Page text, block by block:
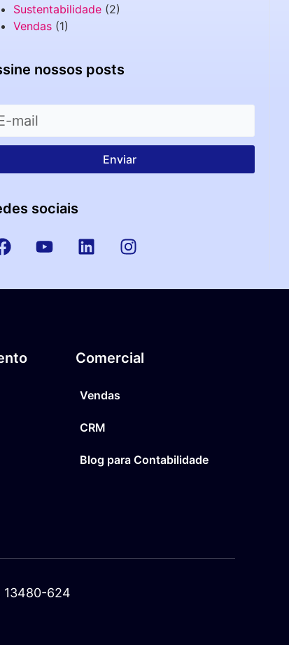
Sustentabilidade(2)
Vendas(1)
nossos posts
Enviar
sociais
Comercial
Vendas
CRM
Blog para Contabilidade
13480-624